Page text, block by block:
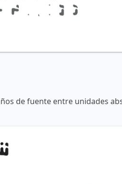
de fuente entre unidades